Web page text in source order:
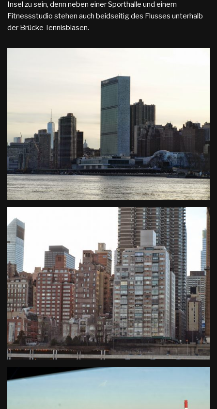
Insel zu sein, denn neben einer Sporthalle und einem
Fitnessstudio stehen auch beidseitig des Flusses unterhalb
der Brücke Tennisblasen.